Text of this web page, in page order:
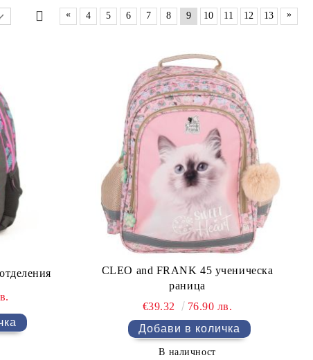
« 4 5 6 7 8 9 10 11 12 13 »
CLEO and FRANK 45 ученическа
раница
€39.32
76.90 лв.
В наличност